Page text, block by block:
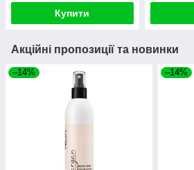
Купити
Акційні пропозиції та новинки
–14% –14%